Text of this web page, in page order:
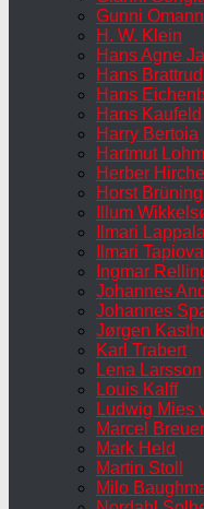
Gunni Omann
H. W. Klein
Hans Agne
Hans Brattrud
Hans
Hans Kaufeld
Harry Bertoia
Hartmut
Herber Hirche
Horst Brüning
Illum
Ilmari
Ilmari
Ingmar
Johannes
Johannes
Jørgen
Karl Trabert
Lena Larsson
Louis Kalff
Ludwig Mies
Marcel Breuer
Mark Held
Martin Stoll
Milo